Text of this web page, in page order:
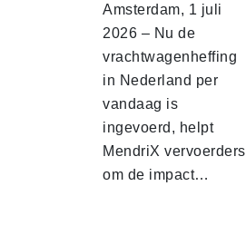
Amsterdam, 1 juli
2026 – Nu de
vrachtwagenheffing
in Nederland per
vandaag is
ingevoerd, helpt
MendriX vervoerders
om de impact…